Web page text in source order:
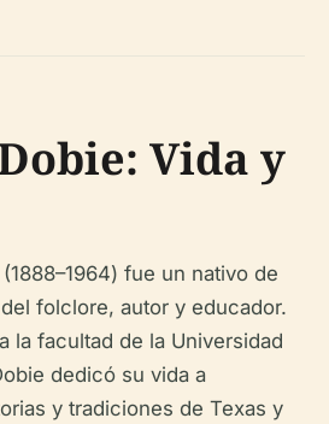
Vida y
fue un nativo de
folclore, autor y educador.
la facultad de la Universidad
dedicó su vida a
y tradiciones de Texas y